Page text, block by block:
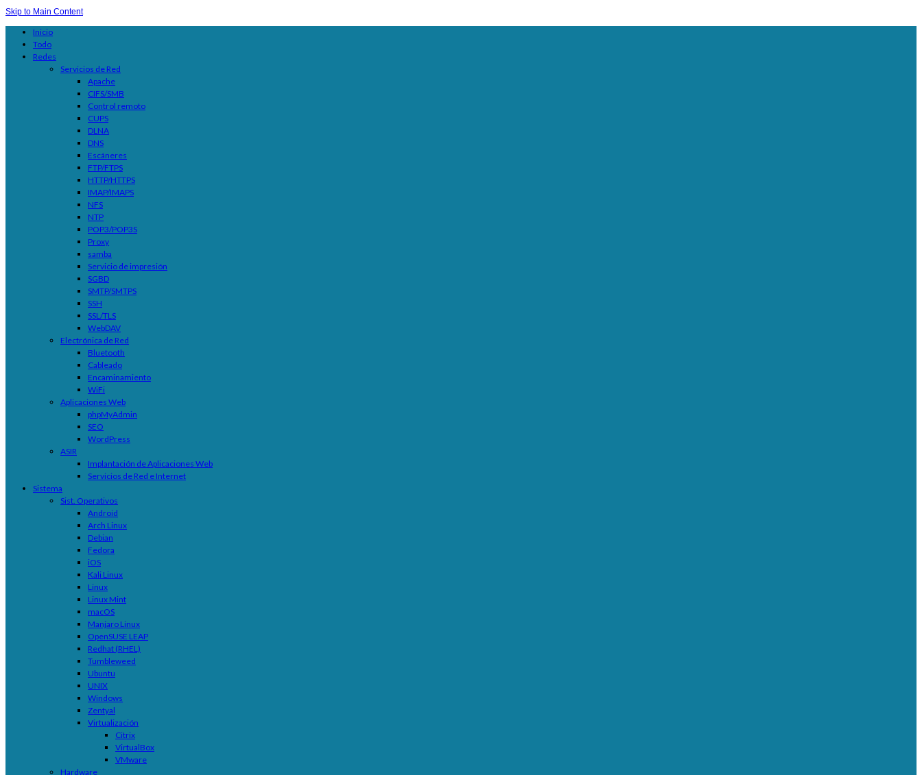
Skip to Main Content
Inicio
Todo
Redes
Servicios de Red
Apache
CIFS/SMB
Control remoto
CUPS
DLNA
DNS
Escáneres
FTP/FTPS
HTTP/HTTPS
IMAP/IMAPS
NFS
NTP
POP3/POP3S
Proxy
samba
Servicio de impresión
SGBD
SMTP/SMTPS
SSH
SSL/TLS
WebDAV
Electrónica de Red
Bluetooth
Cableado
Encaminamiento
WiFi
Aplicaciones Web
phpMyAdmin
SEO
WordPress
ASIR
Implantación de Aplicaciones Web
Servicios de Red e Internet
Sistema
Sist. Operativos
Android
Arch Linux
Debian
Fedora
iOS
Kali Linux
Linux
Linux Mint
macOS
Manjaro Linux
OpenSUSE LEAP
Redhat (RHEL)
Tumbleweed
Ubuntu
UNIX
Windows
Zentyal
Virtualización
Citrix
VirtualBox
VMware
Hardware